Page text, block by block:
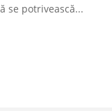
se potrivească...